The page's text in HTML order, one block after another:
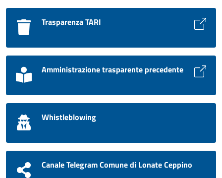
Trasparenza TARI
Amministrazione trasparente precedente
Whistleblowing
Canale Telegram Comune di Lonate Ceppino